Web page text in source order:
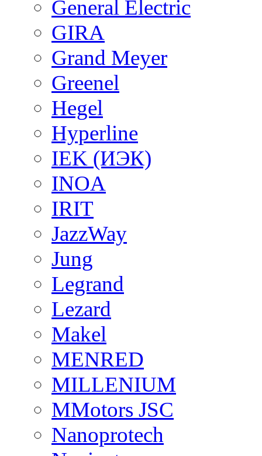
General Electric
GIRA
Grand Meyer
Greenel
Hegel
Hyperline
IEK (ИЭК)
INOA
IRIT
JazzWay
Jung
Legrand
Lezard
Makel
MENRED
MILLENIUM
MMotors JSC
Nanoprotech